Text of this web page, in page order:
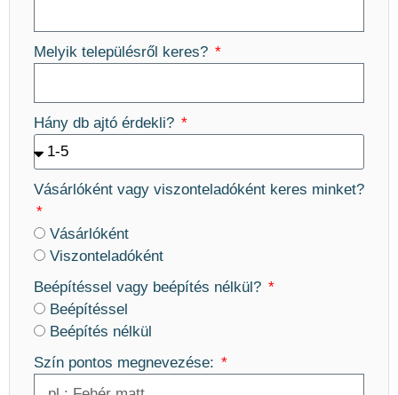
Melyik településről keres?
Hány db ajtó érdekli?
Vásárlóként vagy viszonteladóként keres minket?
Vásárlóként
Viszonteladóként
Beépítéssel vagy beépítés nélkül?
Beépítéssel
Beépítés nélkül
Szín pontos megnevezése: